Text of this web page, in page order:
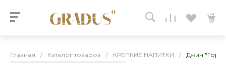
Главная / Каталог товаров / КРЕПКИЕ НАПИТКИ / Джин